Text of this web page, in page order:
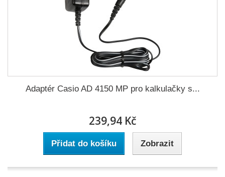
Adaptér Casio AD 4150 MP pro kalkulačky s...
239,94 Kč
Přidat do košíku Zobrazit